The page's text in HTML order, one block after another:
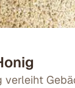
verleiht